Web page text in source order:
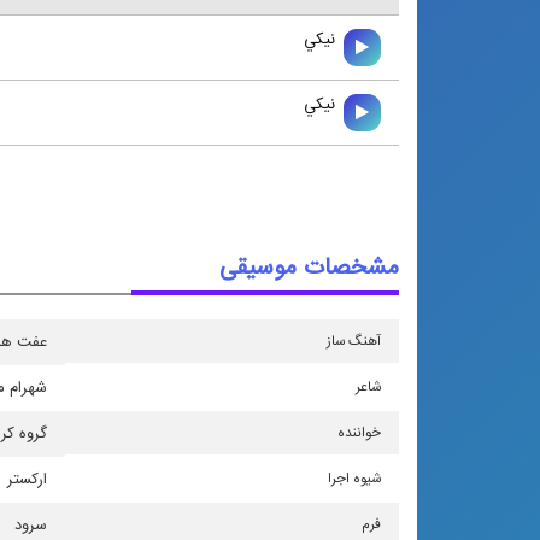
نيكي
نيكي
مشخصات موسیقی
آهنگ ساز عفت
شاعر
خواننده گروه كر
شیوه اجرا اركستر
فرم سرود